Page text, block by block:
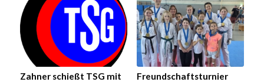
Zahner schießt TSG mit
Freundschaftsturnier